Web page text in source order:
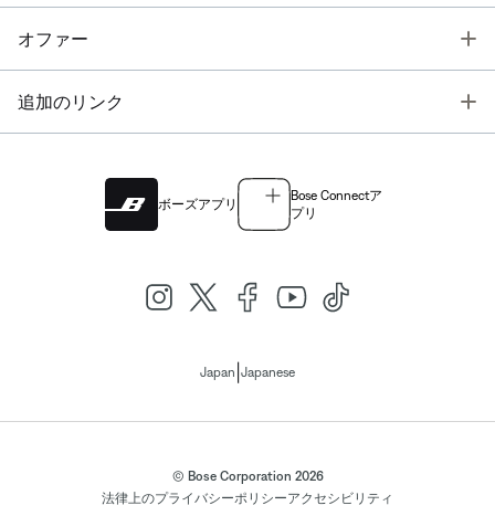
オファー
追加のリンク
ボーズアプリ
Bose Connectア
プリ
Japan Japanese
© Bose Corporation 2026
法律上のプライバシーポリシーアクセシビリティ